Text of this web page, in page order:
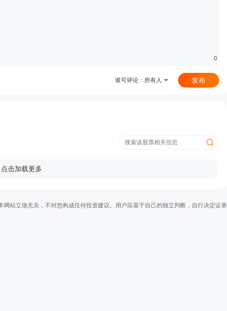
0
谁可评论： 所有人 发布
点击加载更多
站立场无关，不对您构成任何投资建议。用户应基于自己的独立判断，自行决定证券